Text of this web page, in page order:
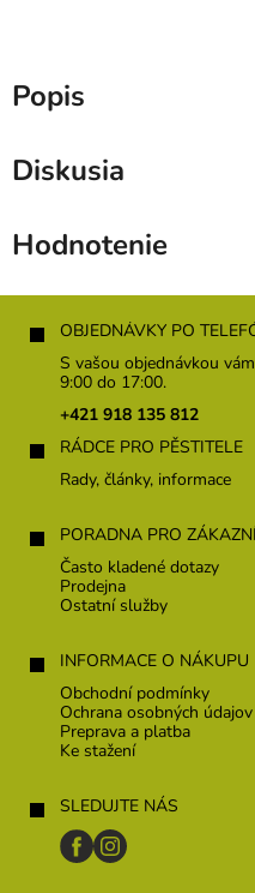
Popis
Diskusia
Hodnotenie
OBJEDNÁVKY PO
S vašou objednávkou
9:00 do 17:00.
+421 918 135 812
RÁDCE PRO PĚSTITELE
Rady, články, informace
PORADNA PRO
Často kladené dotazy
Prodejna
Ostatní služby
INFORMACE O NÁKUPU
Obchodní podmínky
Ochrana osobných údajov
Preprava a platba
Ke stažení
SLEDUJTE NÁS